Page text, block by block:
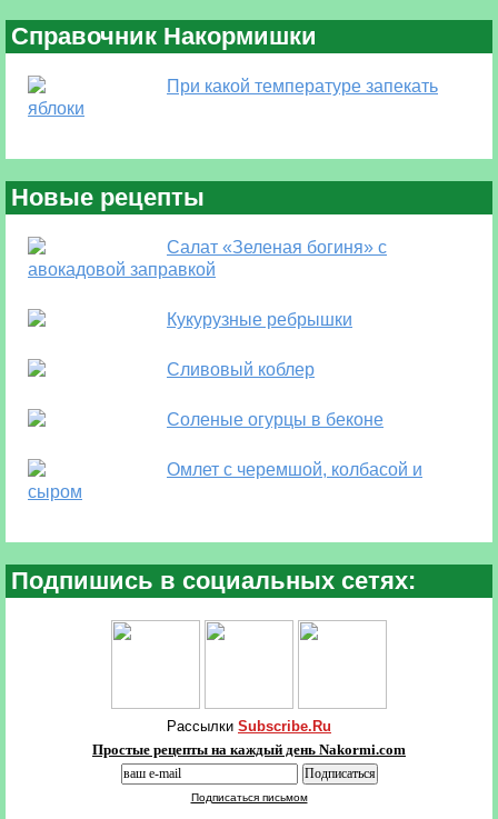
Справочник Накормишки
При какой температуре запекать
яблоки
Новые рецепты
Салат «Зеленая богиня» с
авокадовой заправкой
Кукурузные ребрышки
Сливовый коблер
Соленые огурцы в беконе
Омлет с черемшой, колбасой и
сыром
Подпишись в социальных сетях:
Рассылки Subscribe.Ru
Простые рецепты на каждый день Nakormi.com
Подписаться письмом